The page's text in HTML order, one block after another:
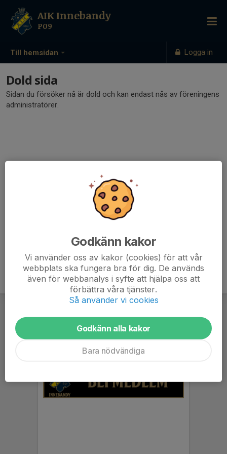
Till hemsidan Logga in
AIK Innebandy
P09
Dold sida
Sidan du försöker nå är dold och kan endast nås av föreningens
administratörer.
Godkänn kakor
Vi använder oss av kakor (cookies) för att vår
webbplats ska fungera bra för dig. De används
även för webbanalys i syfte att hjälpa oss att
förbättra våra tjänster.
Så använder vi cookies
Godkänn alla kakor
Bara nödvändiga